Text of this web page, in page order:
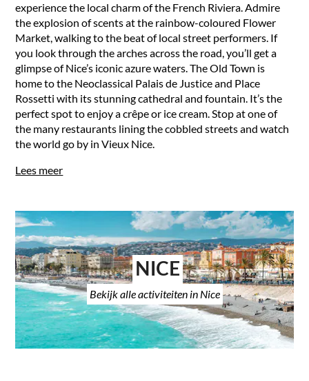
experience the local charm of the French Riviera. Admire
the explosion of scents at the rainbow-coloured Flower
Market, walking to the beat of local street performers. If
you look through the arches across the road, you’ll get a
glimpse of Nice’s iconic azure waters. The Old Town is
home to the Neoclassical Palais de Justice and Place
Rossetti with its stunning cathedral and fountain. It’s the
perfect spot to enjoy a crêpe or ice cream. Stop at one of
the many restaurants lining the cobbled streets and watch
the world go by in Vieux Nice.
Lees meer
NICE
Bekijk alle activiteiten in Nice